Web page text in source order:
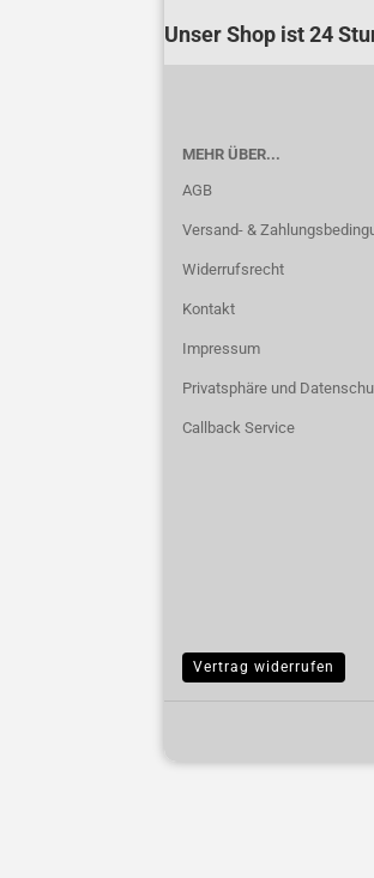
Unser Shop ist 24
MEHR ÜBER...
AGB
Versand- &
Widerrufsrecht
Kontakt
Impressum
Privatsphäre und
Callback Service
Vertrag widerrufen